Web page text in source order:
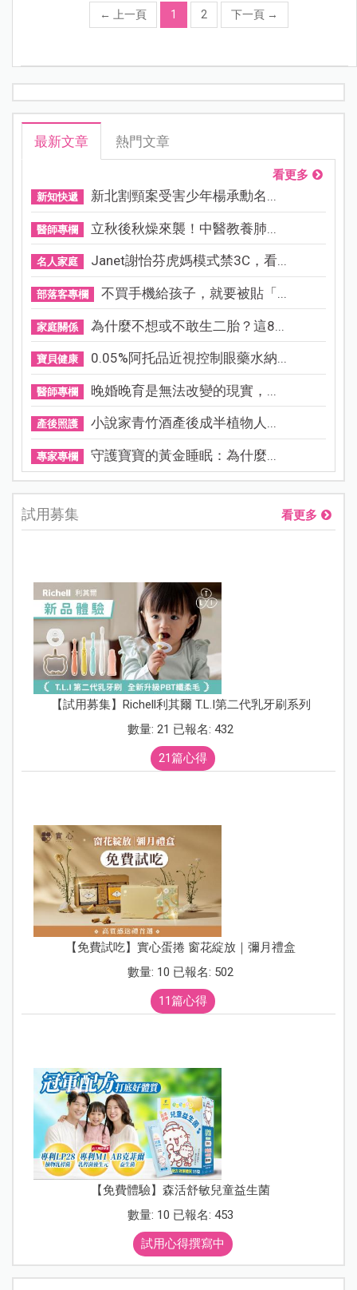
← 上一頁 1 2 下一頁 →
最新文章 熱門文章
看更多
新知快遞 新北割頸案受害少年楊承勳名...
醫師專欄 立秋後秋燥來襲！中醫教養肺...
名人家庭 Janet謝怡芬虎媽模式禁3C，看...
部落客專欄 不買手機給孩子，就要被貼「...
家庭關係 為什麼不想或不敢生二胎？這8...
寶貝健康 0.05%阿托品近視控制眼藥水納...
醫師專欄 晚婚晚育是無法改變的現實，...
產後照護 小說家青竹酒產後成半植物人...
專家專欄 守護寶寶的黃金睡眠：為什麼...
試用募集 看更多
【試用募集】Richell利其爾 T.L.I第二代乳牙刷系列
數量: 21 已報名: 432
21篇心得
【免費試吃】實心蛋捲 窗花綻放｜彌月禮盒
數量: 10 已報名: 502
11篇心得
【免費體驗】森活舒敏兒童益生菌
數量: 10 已報名: 453
試用心得撰寫中